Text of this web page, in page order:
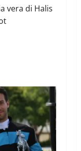
vera di Halis